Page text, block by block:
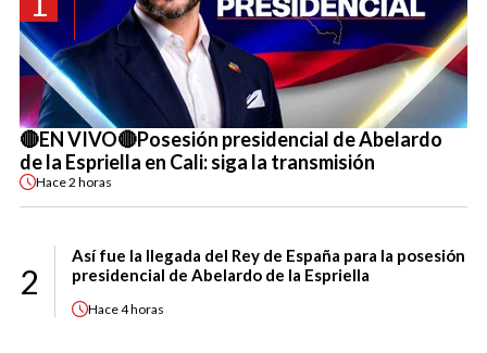
🔴EN VIVO🔴Posesión presidencial de Abelardo
de la Espriella en Cali: siga la transmisión
Hace2 horas
2
Así fue la llegada del Rey de España para la posesión
presidencial de Abelardo de la Espriella
Hace4 horas